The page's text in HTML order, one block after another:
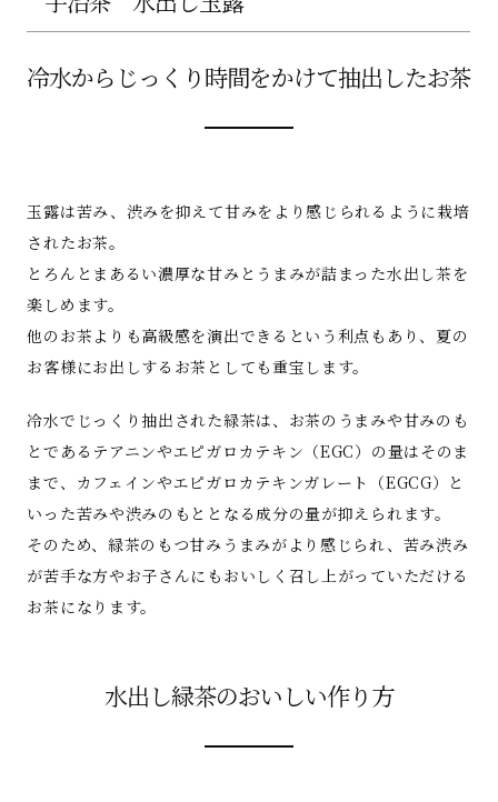
冷水からじっくり時間をかけて抽出したお茶
玉露は苦み、渋みを抑えて甘みをより感じられるように栽培
されたお茶。
とろんとまあるい濃厚な甘みとうまみが詰まった水出し茶を
楽しめます。
他のお茶よりも高級感を演出できるという利点もあり、夏の
お客様にお出しするお茶としても重宝します。
冷水でじっくり抽出された緑茶は、お茶のうまみや甘みのも
とであるテアニンやエピガロカテキン（EGC）の量はそのま
まで、カフェインやエピガロカテキンガレート（EGCG）と
いった苦みや渋みのもととなる成分の量が抑えられます。
そのため、緑茶のもつ甘みうまみがより感じられ、苦み渋み
が苦手な方やお子さんにもおいしく召し上がっていただける
お茶になります。
水出し緑茶のおいしい作り方